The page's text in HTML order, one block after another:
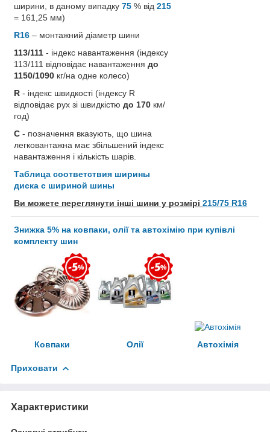
ширини, в даному випадку 75 % від 215
= 161,25 мм)
R16 – монтажний діаметр шини
113/111 - індекс навантаження (індексу
113/111 відповідає навантаження до
1150/1090 кг/на одне колесо)
R - індекс швидкості (індексу R
відповідає рух зі швидкістю до 170 км/
год)
C - позначення вказують, що шина
легковантажна має збільшений індекс
навантаження і кількість шарів.
Таблица соответствия ширины
диска с шириной шины
Ви можете переглянути інші шини у розмірі 215/75 R16
Знижка 5% на ковпаки, олії та автохімію при купівлі
комплекту шин
Ковпаки Олії Автохімія
Приховати
Характеристики